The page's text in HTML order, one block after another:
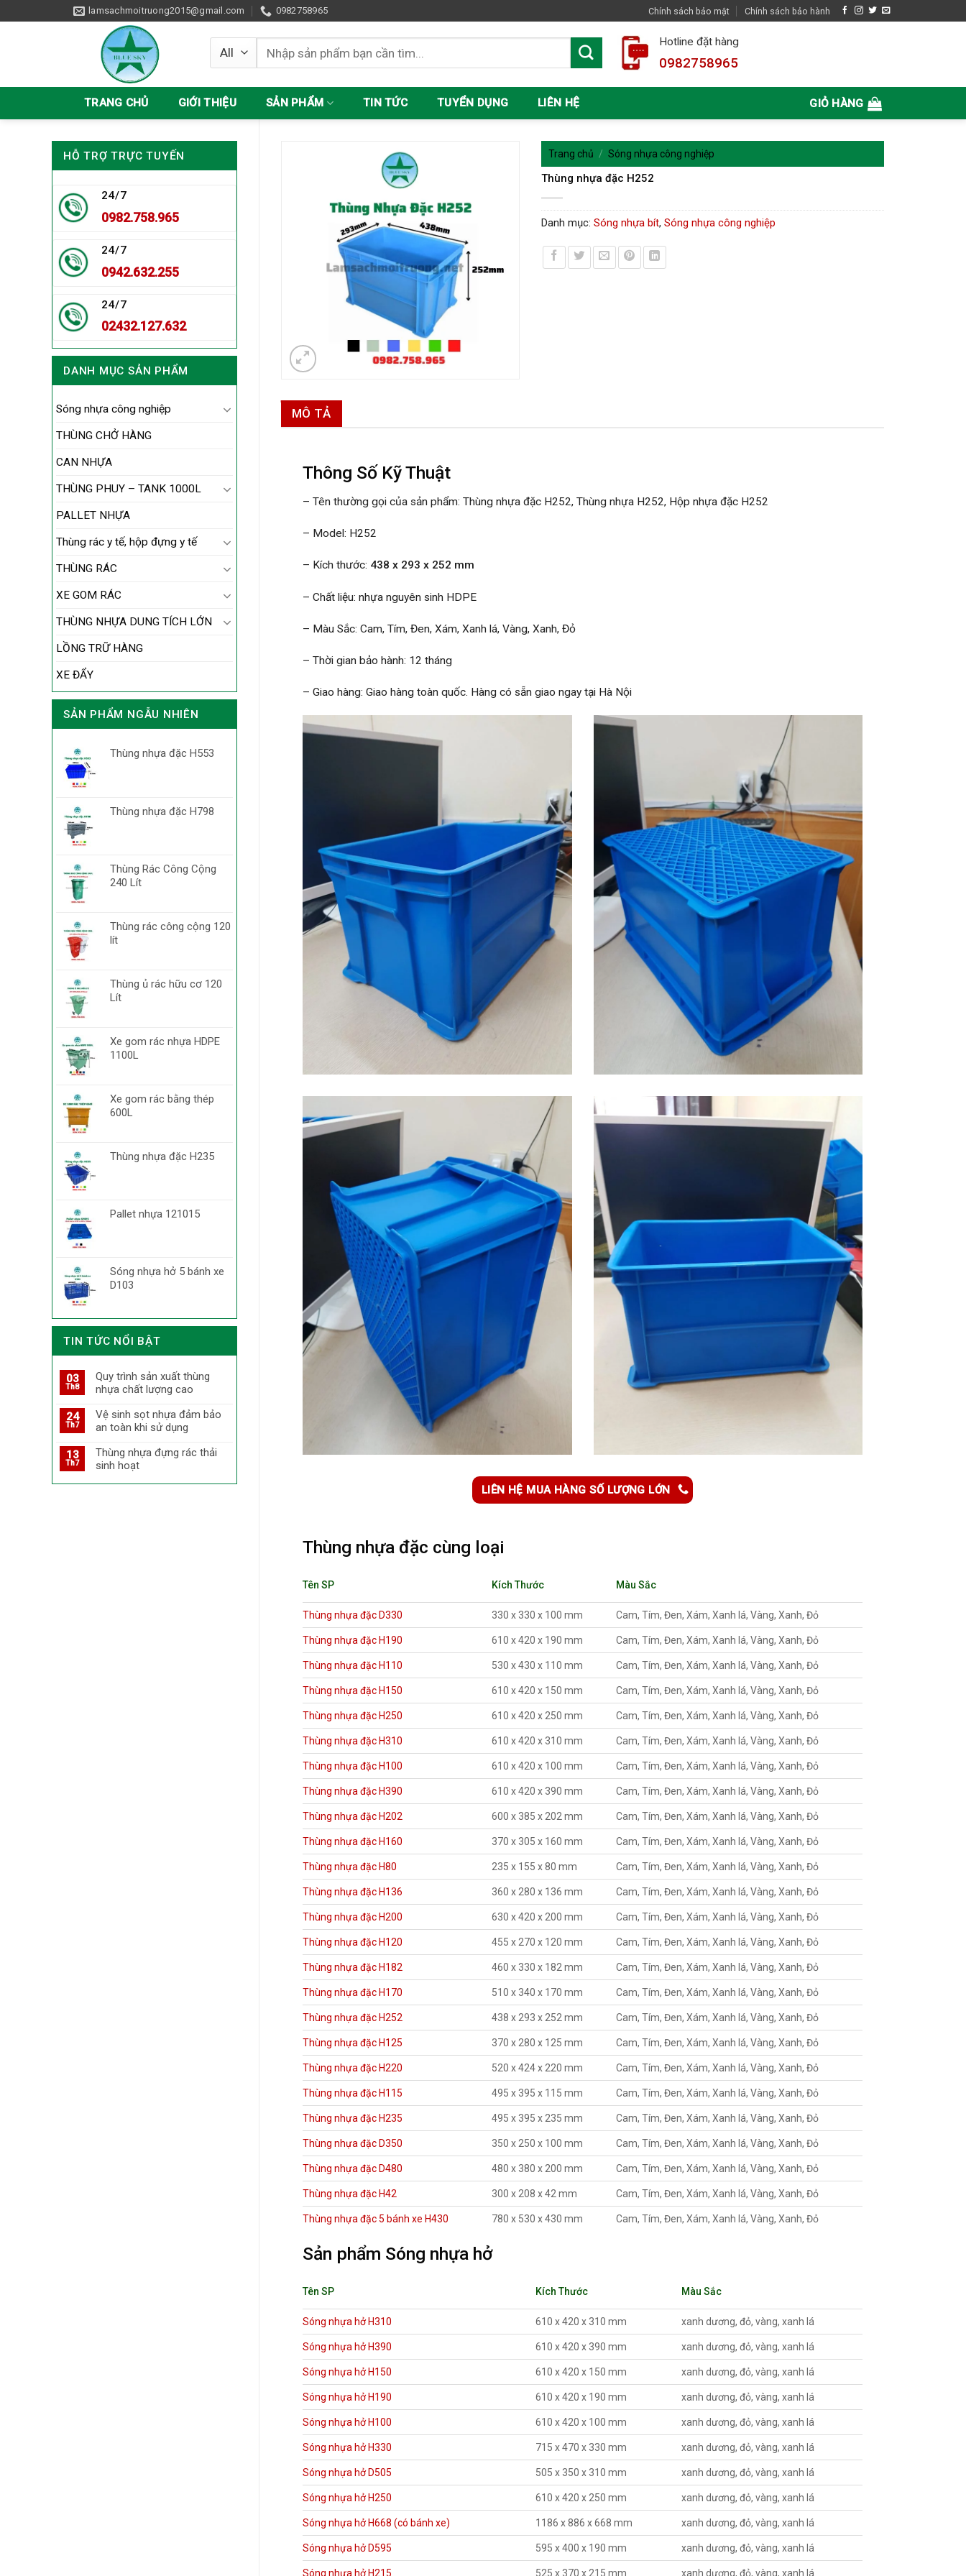
to
lamsachmoitruong2015@gmail.com 0982758965 Chính sách bảo mật Chính sách bảo hành
Tìm
kiếm:
Hotline đặt hàng
0982758965
TRANG CHỦ GIỚI THIỆU SẢN PHẨM TIN TỨC TUYỂN DỤNG LIÊN HỆ GIỎ HÀNG
HỖ TRỢ TRỰC TUYẾN
24/7
0982.758.965
24/7
0942.632.255
24/7
02432.127.632
DANH MỤC SẢN PHẨM
Sóng nhựa công nghiệp
THÙNG CHỞ HÀNG
CAN NHỰA
THÙNG PHUY – TANK 1000L
PALLET NHỰA
Thùng rác y tế, hộp đựng y tế
THÙNG RÁC
XE GOM RÁC
THÙNG NHỰA DUNG TÍCH LỚN
LỒNG TRỮ HÀNG
XE ĐẨY
SẢN PHẨM NGẪU NHIÊN
Thùng nhựa đặc H553
Thùng nhựa đặc H798
Thùng Rác Công Cộng
240 Lít
Thùng rác công cộng 120
lít
Thùng ủ rác hữu cơ 120
Lít
Xe gom rác nhựa HDPE
1100L
Xe gom rác bằng thép
600L
Thùng nhựa đặc H235
Pallet nhựa 121015
Sóng nhựa hở 5 bánh xe
D103
TIN TỨC NỔI BẬT
03
Th8
Quy trình sản xuất thùng
nhựa chất lượng cao
24
Th7
Vệ sinh sọt nhựa đảm bảo
an toàn khi sử dụng
13
Th7
Thùng nhựa đựng rác thải
sinh hoạt
Trang chủ / Sóng nhựa công nghiệp
Thùng nhựa đặc H252
Danh mục:Sóng nhựa bít,Sóng nhựa công nghiệp
MÔ TẢ
Thông Số Kỹ Thuật
– Tên thường gọi của sản phẩm: Thùng nhựa đặc H252, Thùng nhựa H252, Hộp nhựa đặc H252
– Model: H252
– Kích thước: 438 x 293 x 252 mm
– Chất liệu: nhựa nguyên sinh HDPE
– Màu Sắc: Cam, Tím, Đen, Xám, Xanh lá, Vàng, Xanh, Đỏ
– Thời gian bảo hành: 12 tháng
– Giao hàng: Giao hàng toàn quốc. Hàng có sẵn giao ngay tại Hà Nội
LIÊN HỆ MUA HÀNG SỐ LƯỢNG LỚN
Thùng nhựa đặc cùng loại
Tên SP Kích Thước Màu Sắc
Thùng nhựa đặc D330 330 x 330 x 100 mm Cam, Tím, Đen, Xám, Xanh lá, Vàng, Xanh, Đỏ
Thùng nhựa đặc H190 610 x 420 x 190 mm Cam, Tím, Đen, Xám, Xanh lá, Vàng, Xanh, Đỏ
Thùng nhựa đặc H110 530 x 430 x 110 mm Cam, Tím, Đen, Xám, Xanh lá, Vàng, Xanh, Đỏ
Thùng nhựa đặc H150 610 x 420 x 150 mm Cam, Tím, Đen, Xám, Xanh lá, Vàng, Xanh, Đỏ
Thùng nhựa đặc H250 610 x 420 x 250 mm Cam, Tím, Đen, Xám, Xanh lá, Vàng, Xanh, Đỏ
Thùng nhựa đặc H310 610 x 420 x 310 mm Cam, Tím, Đen, Xám, Xanh lá, Vàng, Xanh, Đỏ
Thùng nhựa đặc H100 610 x 420 x 100 mm Cam, Tím, Đen, Xám, Xanh lá, Vàng, Xanh, Đỏ
Thùng nhựa đặc H390 610 x 420 x 390 mm Cam, Tím, Đen, Xám, Xanh lá, Vàng, Xanh, Đỏ
Thùng nhựa đặc H202 600 x 385 x 202 mm Cam, Tím, Đen, Xám, Xanh lá, Vàng, Xanh, Đỏ
Thùng nhựa đặc H160 370 x 305 x 160 mm Cam, Tím, Đen, Xám, Xanh lá, Vàng, Xanh, Đỏ
Thùng nhựa đặc H80 235 x 155 x 80 mm Cam, Tím, Đen, Xám, Xanh lá, Vàng, Xanh, Đỏ
Thùng nhựa đặc H136 360 x 280 x 136 mm Cam, Tím, Đen, Xám, Xanh lá, Vàng, Xanh, Đỏ
Thùng nhựa đặc H200 630 x 420 x 200 mm Cam, Tím, Đen, Xám, Xanh lá, Vàng, Xanh, Đỏ
Thùng nhựa đặc H120 455 x 270 x 120 mm Cam, Tím, Đen, Xám, Xanh lá, Vàng, Xanh, Đỏ
Thùng nhựa đặc H182 460 x 330 x 182 mm Cam, Tím, Đen, Xám, Xanh lá, Vàng, Xanh, Đỏ
Thùng nhựa đặc H170 510 x 340 x 170 mm Cam, Tím, Đen, Xám, Xanh lá, Vàng, Xanh, Đỏ
Thùng nhựa đặc H252 438 x 293 x 252 mm Cam, Tím, Đen, Xám, Xanh lá, Vàng, Xanh, Đỏ
Thùng nhựa đặc H125 370 x 280 x 125 mm Cam, Tím, Đen, Xám, Xanh lá, Vàng, Xanh, Đỏ
Thùng nhựa đặc H220 520 x 424 x 220 mm Cam, Tím, Đen, Xám, Xanh lá, Vàng, Xanh, Đỏ
Thùng nhựa đặc H115 495 x 395 x 115 mm Cam, Tím, Đen, Xám, Xanh lá, Vàng, Xanh, Đỏ
Thùng nhựa đặc H235 495 x 395 x 235 mm Cam, Tím, Đen, Xám, Xanh lá, Vàng, Xanh, Đỏ
Thùng nhựa đặc D350 350 x 250 x 100 mm Cam, Tím, Đen, Xám, Xanh lá, Vàng, Xanh, Đỏ
Thùng nhựa đặc D480 480 x 380 x 200 mm Cam, Tím, Đen, Xám, Xanh lá, Vàng, Xanh, Đỏ
Thùng nhựa đặc H42 300 x 208 x 42 mm Cam, Tím, Đen, Xám, Xanh lá, Vàng, Xanh, Đỏ
Thùng nhựa đặc 5 bánh xe H430 780 x 530 x 430 mm Cam, Tím, Đen, Xám, Xanh lá, Vàng, Xanh, Đỏ
Sản phẩm Sóng nhựa hở
Tên SP Kích Thước Màu Sắc
Sóng nhựa hở H310 610 x 420 x 310 mm xanh dương, đỏ, vàng, xanh lá
Sóng nhựa hở H390 610 x 420 x 390 mm xanh dương, đỏ, vàng, xanh lá
Sóng nhựa hở H150 610 x 420 x 150 mm xanh dương, đỏ, vàng, xanh lá
Sóng nhựa hở H190 610 x 420 x 190 mm xanh dương, đỏ, vàng, xanh lá
Sóng nhựa hở H100 610 x 420 x 100 mm xanh dương, đỏ, vàng, xanh lá
Sóng nhựa hở H330 715 x 470 x 330 mm xanh dương, đỏ, vàng, xanh lá
Sóng nhựa hở D505 505 x 350 x 310 mm xanh dương, đỏ, vàng, xanh lá
Sóng nhựa hở H250 610 x 420 x 250 mm xanh dương, đỏ, vàng, xanh lá
Sóng nhựa hở H668 (có bánh xe) 1186 x 886 x 668 mm xanh dương, đỏ, vàng, xanh lá
Sóng nhựa hở D595 595 x 400 x 190 mm xanh dương, đỏ, vàng, xanh lá
Sóng nhựa hở H215 525 x 370 x 215 mm xanh dương, đỏ, vàng, xanh lá